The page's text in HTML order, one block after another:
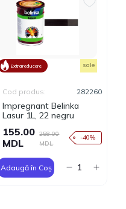
Extrareducere sale
Impregnant Belinka
Lasur 1L, 22 negru
Cod produs: 282260
155.00
MDL
258.00
MDL
-40%
Adaugă în Coș